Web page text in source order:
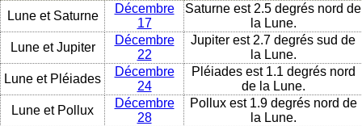
Lune et Saturne
Décembre
17
Saturne est 2.5 degrés nord de
la Lune.
Lune et Jupiter
Décembre
22
Jupiter est 2.7 degrés sud de
la Lune.
Lune et Pléiades
Décembre
24
Pléiades est 1.1 degrés nord
de la Lune.
Lune et Pollux
Décembre
28
Pollux est 1.9 degrés nord de
la Lune.